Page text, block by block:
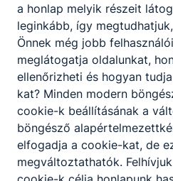
Málenkij Robot Emlékhely
2026. február 24-én a 12. B
Limbekné Szalay Edina
tett Budapesten, a Málenkij
kommunista áldozatok
2026. febr. 23. Lepp
a honlap melyik részeit
leginkább, így
Önnek még jobb
meglátogatja oldalunkat,
ellenőrizheti és hogyan
kat? Minden modern
cookie-k beállításának a
böngésző
elfogadja a cookie-kat, de
megváltoztathatók.